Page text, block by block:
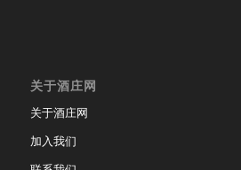
关于酒庄网
关于酒庄网
加入我们